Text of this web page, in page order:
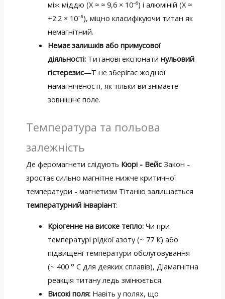
між міддю (X ≈ ≈ 9,6 × 10⁻⁶) і алюміній (X ≈
+2.2 × 10⁻⁵), міцно класифікуючи титан як
немагнітний.
Немає залишків або примусової
діяльності: Титанові експонатинульовий
гістерезис—Т не зберігає жодної
намагніченості, як тільки ви знімаєте
зовнішнє поле.
Температура та польова
залежність
Де феромагнети слідують Кюрі - ВейсЗакон -
зростає сильно магнітне нижче критичної
температури - магнетизм Тітанію залишається
температурний інваріант:
Кріогенне на високе тепло: Чи при
температурі рідкої азоту (~ 77 К) або
підвищені температури обслуговування
(~ 400 ° C для деяких сплавів), Діамагнітна
реакція титану ледь змінюється.
Високі поля: Навіть у полях, що